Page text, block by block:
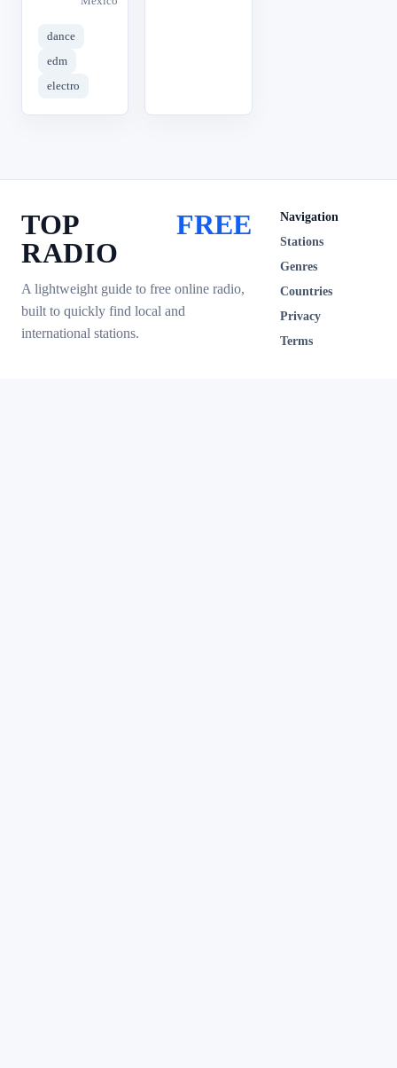
dance
edm
electro
TOP
RADIO
FREE
A lightweight guide to free online radio,
built to quickly find local and
international stations.
Navigation
Stations
Genres
Countries
Privacy
Terms